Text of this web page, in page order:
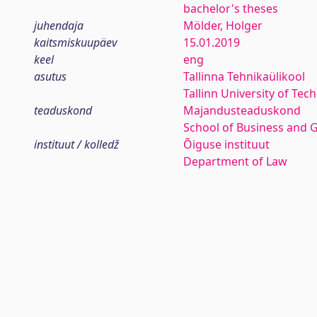
bachelor's theses
juhendaja
Mölder, Holger
kaitsmiskuupäev
15.01.2019
keel
eng
asutus
Tallinna Tehnikaülikool
Tallinn University of
teaduskond
Majandusteaduskond
School of Business and
instituut / kolledž
Õiguse instituut
Department of Law